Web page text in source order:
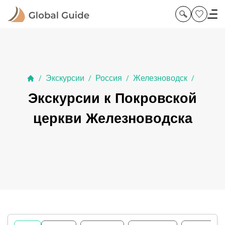
/ Экскурсии / Россия / Железноводск /
Экскурсии к Покровской
церкви Железноводска